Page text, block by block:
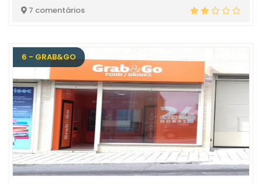
7 comentários
6 - GRAB&GO